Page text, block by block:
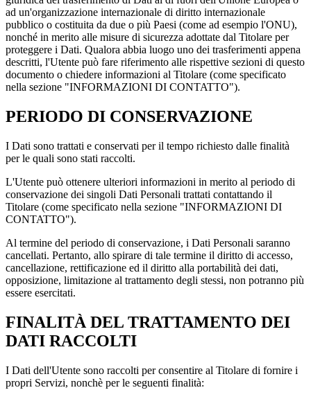
ad un'organizzazione internazionale di diritto internazionale
pubblico o costituita da due o più Paesi (come ad esempio l'ONU),
nonché in merito alle misure di sicurezza adottate dal Titolare per
proteggere i Dati. Qualora abbia luogo uno dei trasferimenti appena
descritti, l'Utente può fare riferimento alle rispettive sezioni di questo
documento o chiedere informazioni al Titolare (come specificato
nella sezione "INFORMAZIONI DI CONTATTO").
PERIODO DI CONSERVAZIONE
I Dati sono trattati e conservati per il tempo richiesto dalle finalità
per le quali sono stati raccolti.
L'Utente può ottenere ulteriori informazioni in merito al periodo di
conservazione dei singoli Dati Personali trattati contattando il
Titolare (come specificato nella sezione "INFORMAZIONI DI
CONTATTO").
Al termine del periodo di conservazione, i Dati Personali saranno
cancellati. Pertanto, allo spirare di tale termine il diritto di accesso,
cancellazione, rettificazione ed il diritto alla portabilità dei dati,
opposizione, limitazione al trattamento degli stessi, non potranno più
essere esercitati.
FINALITÀ DEL TRATTAMENTO DEI
DATI RACCOLTI
I Dati dell'Utente sono raccolti per consentire al Titolare di fornire i
propri Servizi, nonchè per le seguenti finalità: